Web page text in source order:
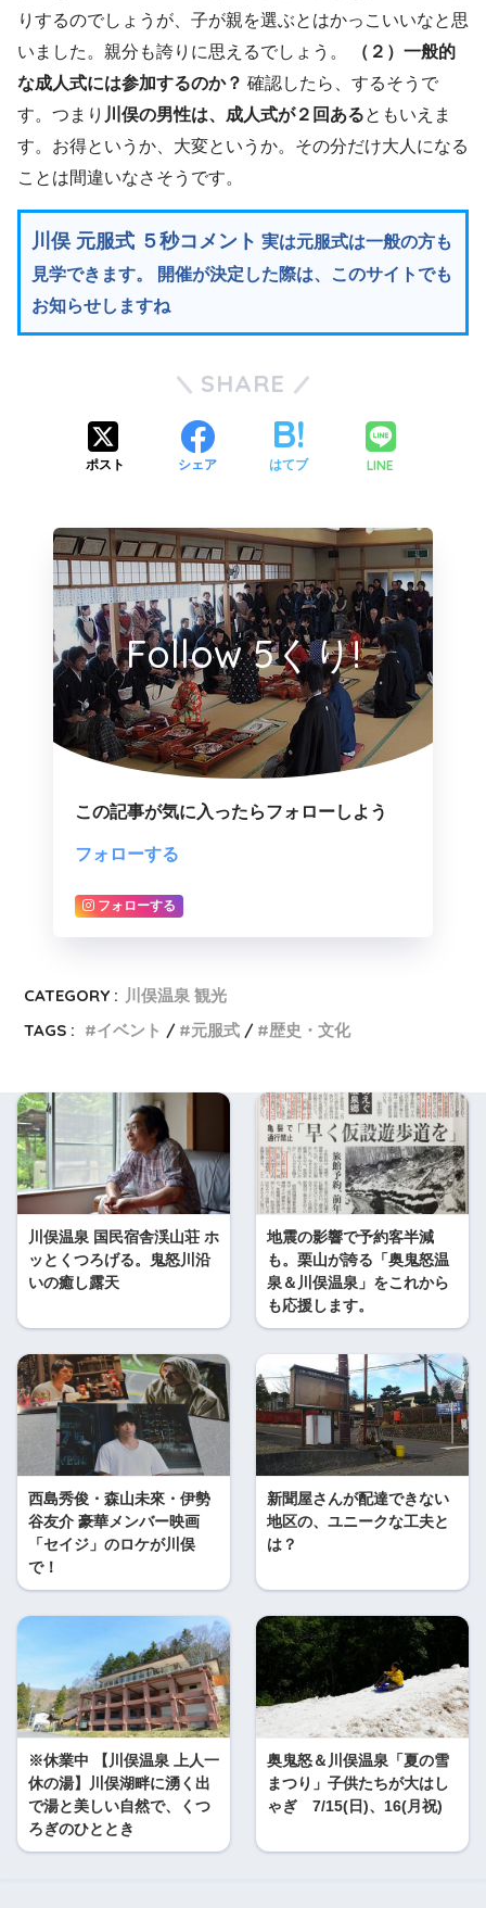
りするのでしょうが、子が親を選ぶとはかっこいいなと思
いました。親分も誇りに思えるでしょう。
（２）一般的
な成人式には参加するのか？ 確認したら、するそうで
す。つまり 川俣の男性は、成人式が２回あるともいえま
す。お得というか、大変というか。その分だけ大人になる
ことは間違いなさそうです。
川俣 元服式 ５秒コメント 実は元服式は一般の方も
見学できます。 開催が決定した際は、このサイトでも
お知らせしますね
SHARE
ポスト シェア はてブ LINE
Follow 5くり!
この記事が気に入ったらフォローしよう
フォローする
フォローする
CATEGORY : 川俣温泉 観光
TAGS :
イベント 元服式 歴史・文化
川俣温泉 国民宿舎渓山荘 ホ
ッとくつろげる。鬼怒川沿
いの癒し露天
地震の影響で予約客半減
も。栗山が誇る「奥鬼怒温
泉＆川俣温泉」をこれから
も応援します。
西島秀俊・森山未來・伊勢
谷友介 豪華メンバー映画
「セイジ」のロケが川俣
で！
新聞屋さんが配達できない
地区の、ユニークな工夫と
は？
※休業中 【川俣温泉 上人一
休の湯】川俣湖畔に湧く出
で湯と美しい自然で、くつ
ろぎのひととき
奥鬼怒＆川俣温泉「夏の雪
まつり」子供たちが大はし
ゃぎ 7/15(日)、16(月祝)